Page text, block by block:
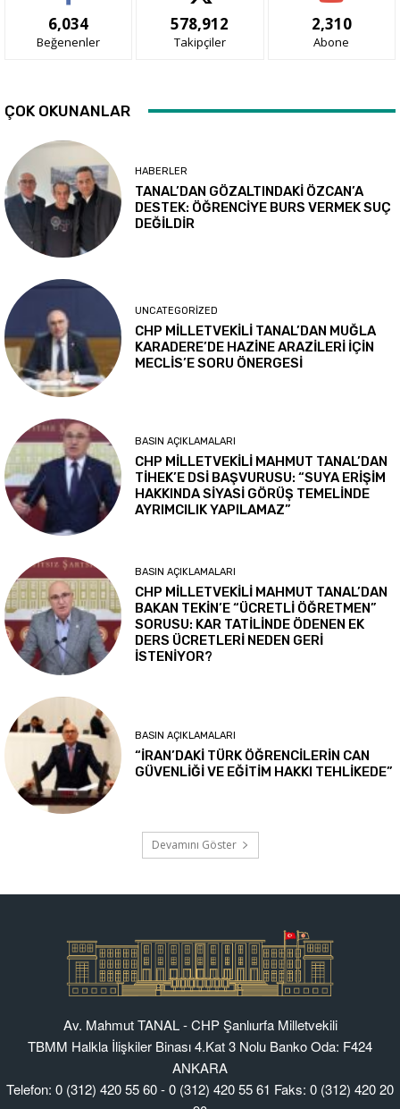
Av. Mahmut TANAL - CHP Şanlıurfa Milletvekili
TBMM Halkla İlişkiler Binası 4.Kat 3 Nolu Banko Oda: F424
ANKARA
Telefon: 0 (312) 420 55 60 - 0 (312) 420 55 61 Faks: 0 (312) 420 20